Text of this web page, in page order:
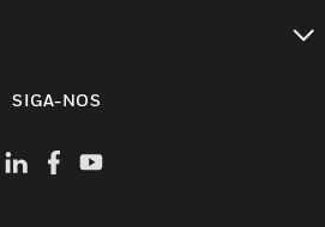
SIGA-NOS